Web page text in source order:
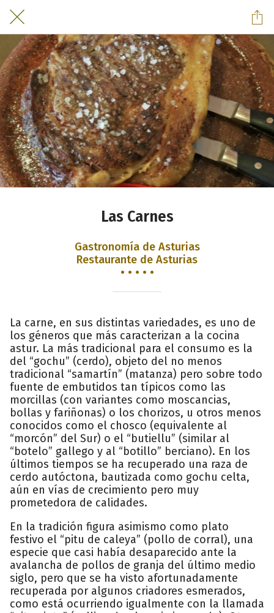
Las Carnes
Gastronomía de Asturias
Restaurante de Asturias
• • • • •
La carne, en sus distintas variedades, es uno de
los géneros que más caracterizan a la cocina
astur. La más tradicional para el consumo es la
del “gochu” (cerdo), objeto del no menos
tradicional “samartín” (matanza) pero sobre todo
fuente de embutidos tan típicos como las
morcillas (con variantes como moscancias,
bollas y fariñonas) o los chorizos, u otros menos
conocidos como el chosco (equivalente al
“morcón” del Sur) o el “butiellu” (similar al
“botelo” gallego y al “botillo” berciano). En los
últimos tiempos se ha recuperado una raza de
cerdo autóctona, bautizada como gochu celta,
aún en vías de crecimiento pero muy
prometedora de calidades.
En la tradición figura asimismo como plato
festivo el “pitu de caleya” (pollo de corral), una
especie que casi había desaparecido ante la
avalancha de pollos de granja del último medio
siglo, pero que se ha visto afortunadamente
recuperada por algunos criadores esmerados,
como está ocurriendo igualmente con la llamada